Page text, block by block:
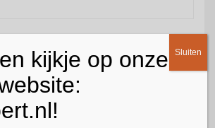
kijkje op onze
Sluiten